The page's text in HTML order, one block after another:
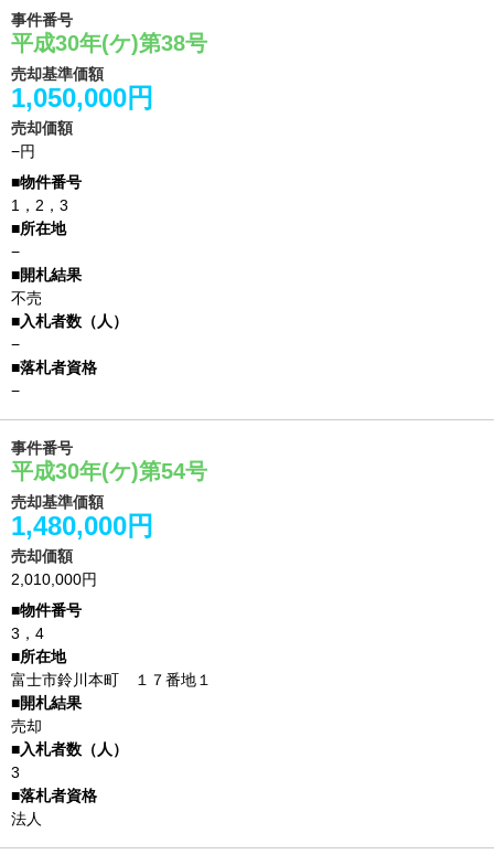
事件番号
平成30年(ケ)第38号
売却基準価額
1,050,000円
売却価額
−円
1，2，3
−
不売
−
−
事件番号
平成30年(ケ)第54号
売却基準価額
1,480,000円
売却価額
2,010,000円
3，4
富士市鈴川本町 １７番地１
売却
3
法人